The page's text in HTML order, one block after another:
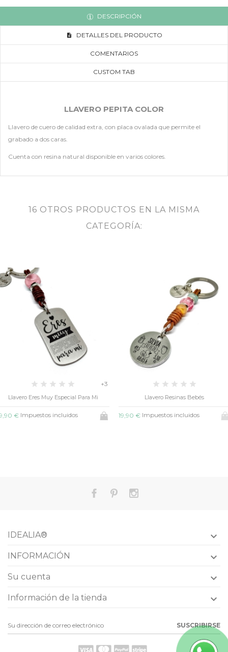
DESCRIPCIÓN
DETALLES DEL PRODUCTO
COMENTARIOS
CUSTOM TAB
LLAVERO PEPITA COLOR
Llavero de cuero de calidad extra, con placa ovalada que permite el
grabado a dos caras.
Cuenta con resina natural disponible en varios colores.
16 OTROS PRODUCTOS EN LA MISMA
CATEGORÍA:
+3
Para Mi Llavero Resinas Bebés
19,90 € Impuestos incluidos
Llavero Papi
IDEALIA® 
INFORMACIÓN 
Su cuenta 
Información de la tienda 
SUSCRIBIRSE